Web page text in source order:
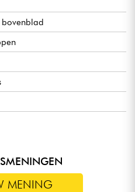
bovenblad
MENING